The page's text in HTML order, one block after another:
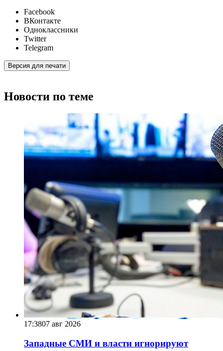
Facebook
ВКонтакте
Одноклассники
Twitter
Telegram
Версия для печати
Новости по теме
17:3807 авг 2026
Западные СМИ и власти игнорируют